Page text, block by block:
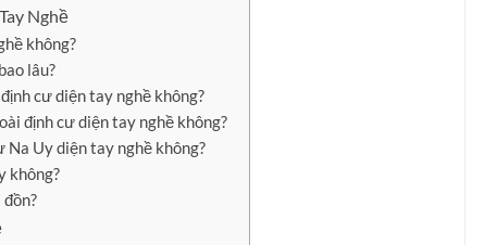
Nghề
không?
lâu?
cư diện tay nghề không?
định cư diện tay nghề không?
Na Uy diện tay nghề không?
không?